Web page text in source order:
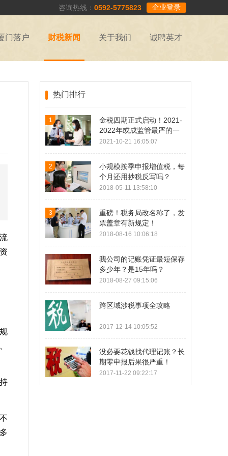
企业登录
咨询热线： 0592-5775823
门落户 财税新闻 关于我们 诚聘英才
热门排行
1
金税四期正式启动！2021-
2022年或成监管最严的一
年！
2021-10-21 16:05:07
2
小规模按季申报增值税，每
个月还用抄税反写吗？
2018-05-11 13:58:10
3
重磅！税务局改名称了，发
票盖章有新规定！
2018-08-16 10:06:18
我公司的记账凭证最短保存
多少年？是15年吗？
2018-08-27 09:15:06
跨区域涉税事项全攻略
2017-12-14 10:05:52
没必要花钱找代理记账？长
期零申报后果很严重！
2017-11-22 09:22:17